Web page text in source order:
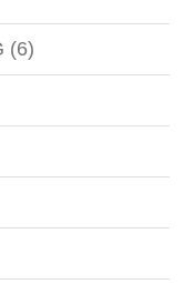
(6)